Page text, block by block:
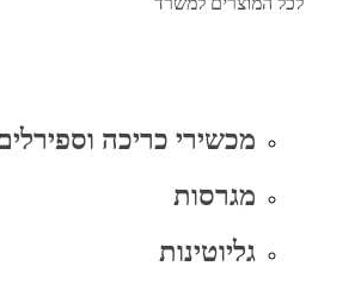
מכשירי כריכה
מגרסות
גליוטינות